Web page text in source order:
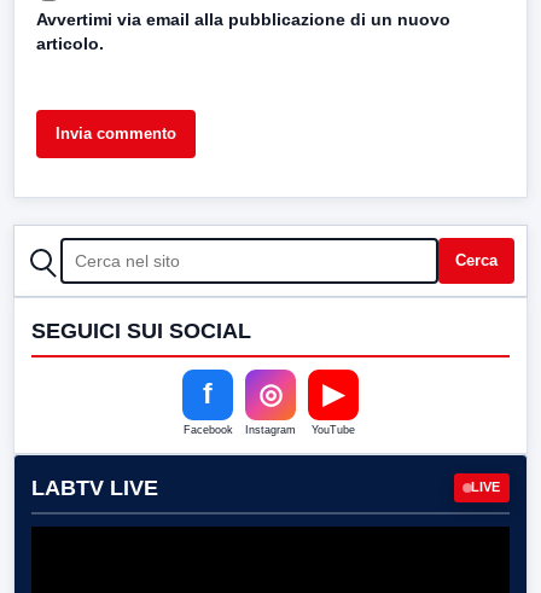
Avvertimi via email alla pubblicazione di un nuovo
articolo.
CERCA Cerca
SEGUICI SUI SOCIAL
f
Facebook
◎
Instagram
▶
YouTube
LABTV LIVE LIVE